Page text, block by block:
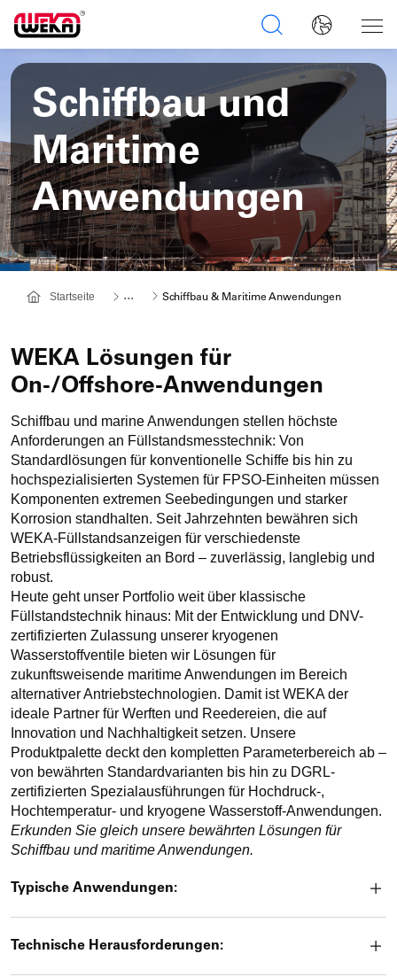
Schiffbau und
Maritime
Anwendungen
Startseite ...
Weitere
Übersprungen,
mit
einem
öffnen
sich
diese.
Schiffbau & Maritime Anwendungen
WEKA Lösungen für
On-/Offshore-Anwendungen
Schiffbau und marine Anwendungen stellen höchste
Anforderungen an Füllstandsmesstechnik: Von
Standardlösungen für konventionelle Schiffe bis hin zu
hochspezialisierten Systemen für FPSO-Einheiten müssen
Komponenten extremen Seebedingungen und starker
Korrosion standhalten. Seit Jahrzehnten bewähren sich
WEKA-Füllstandsanzeigen für verschiedenste
Betriebsflüssigkeiten an Bord – zuverlässig, langlebig und
robust.
Heute geht unser Portfolio weit über klassische
Füllstandstechnik hinaus: Mit der Entwicklung und DNV-
zertifizierten Zulassung unserer kryogenen
Wasserstoffventile bieten wir Lösungen für
zukunftsweisende maritime Anwendungen im Bereich
alternativer Antriebstechnologien. Damit ist WEKA der
ideale Partner für Werften und Reedereien, die auf
Innovation und Nachhaltigkeit setzen. Unsere
Produktpalette deckt den kompletten Parameterbereich ab –
von bewährten Standardvarianten bis hin zu DGRL-
zertifizierten Spezialausführungen für Hochdruck-,
Hochtemperatur- und kryogene Wasserstoff-Anwendungen.
Erkunden Sie gleich unsere bewährten Lösungen für
Schiffbau und maritime Anwendungen.
Typische Anwendungen:
Technische Herausforderungen: